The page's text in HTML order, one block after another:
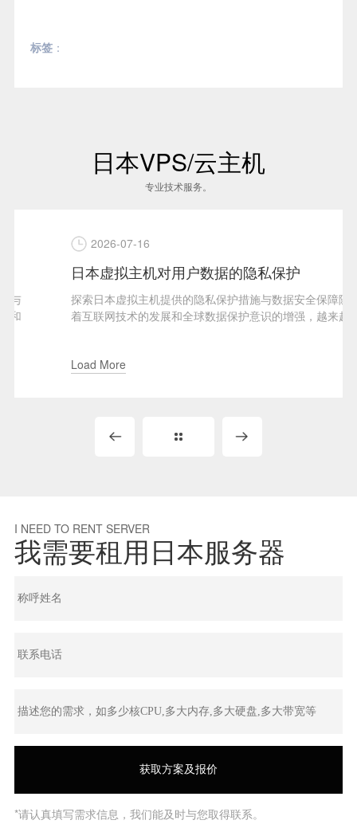
标签：
日本VPS/云主机
专业技术服务。
2026-07-16
日本虚拟主机对用户数据的隐私保护
探索日本虚拟主机提供的隐私保护措施与数据安全保障随
着互联网技术的发展和全球数据保护意识的增强，越来越
Load More
I NEED TO RENT SERVER
我需要租用日本服务器
*请认真填写需求信息，我们能及时与您取得联系。